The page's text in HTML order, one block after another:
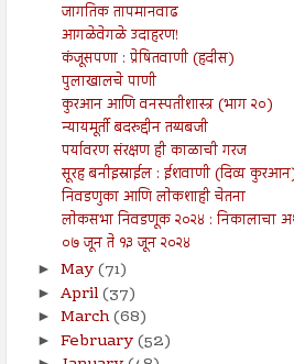
जागतिक तापमानवाढ
आगळेवेगळे उदाहरण!
कंजूसपणा : प्रेषितवाणी (हदीस)
पुलाखालचे पाणी
कुरआन आणि वनस्पतीशास्त्र (भाग २०)
न्यायमूर्ती बदरुद्दीन तय्यबजी
पर्यावरण संरक्षण ही काळाची गरज
सूरह बनीइस्राईल : ईशवाणी (दिव्य
निवडणुका आणि लोकशाही चेतना
लोकसभा निवडणूक २०२४ : निकालाचा
०७ जून ते १३ जून २०२४
► May(71)
► April(37)
► March(68)
► February(52)